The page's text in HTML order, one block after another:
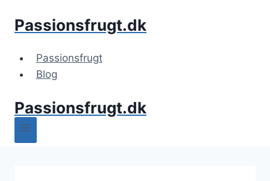
Passionsfrugt.dk
Passionsfrugt
Blog
Passionsfrugt.dk